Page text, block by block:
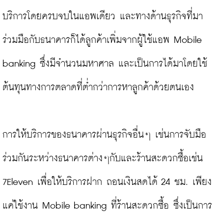
บริการโดยครบจบในแอพเดียว และทางด้านธุรกิจที่มา
ร่วมมือกับธนาคารก็ได้ลูกค้าเพิ่มจากผู้ใช้แอพ Mobile
banking ซึ่งมีจำนวนมหาศาล และเป็นการได้มาโดยใช้
ต้นทุนทางการตลาดที่ต่ำกว่าการหาลูกค้าด้วยตนเอง
การให้บริการของธนาคารผ่านธุรกิจอื่นๆ เช่นการจับมือ
ร่วมกันระหว่างธนาคารต่างๆกับและร้านสะดวกซื้อเช่น
7Eleven เพื่อให้บริการฝาก ถอนเงินสดได้ 24 ชม. เพียง
แค่ใช้งาน Mobile banking ที่ร้านสะดวกซื้อ ซึ่งเป็นการ